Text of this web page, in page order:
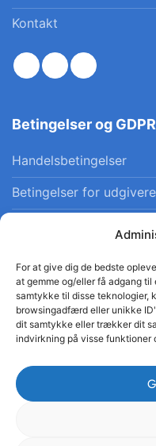
For at give dig de bedste
at gemme og/eller få adgang
samtykke til disse teknologier,
browsingadfærd eller unikke
dit samtykke eller trækker dit
indvirkning på visse funktioner
Kontakt
Betingelser og GDPR
Handelsbetingelser
Betingelser for udgivere